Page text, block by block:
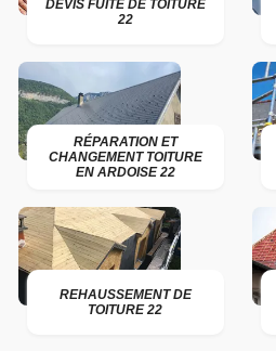
DEVIS FUITE DE TOITURE
22
RÉPARATION ET
CHANGEMENT TOITURE
EN ARDOISE 22
REHAUSSEMENT DE
TOITURE 22